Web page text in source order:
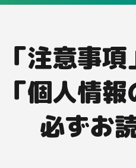
「注意事
「個人情
必ずお